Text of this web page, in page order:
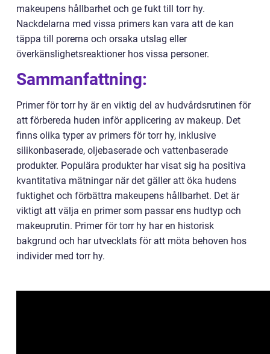
makeupens hållbarhet och ge fukt till torr hy.
Nackdelarna med vissa primers kan vara att de kan
täppa till porerna och orsaka utslag eller
överkänslighetsreaktioner hos vissa personer.
Sammanfattning:
Primer för torr hy är en viktig del av hudvårdsrutinen för
att förbereda huden inför applicering av makeup. Det
finns olika typer av primers för torr hy, inklusive
silikonbaserade, oljebaserade och vattenbaserade
produkter. Populära produkter har visat sig ha positiva
kvantitativa mätningar när det gäller att öka hudens
fuktighet och förbättra makeupens hållbarhet. Det är
viktigt att välja en primer som passar ens hudtyp och
makeuprutin. Primer för torr hy har en historisk
bakgrund och har utvecklats för att möta behoven hos
individer med torr hy.